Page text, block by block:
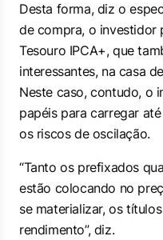
Desta forma, diz o
de compra, o investidor
Tesouro IPCA+, que
interessantes, na casa
Neste caso, contudo, o
papéis para carregar
os riscos de oscilação.
“Tanto os prefixados
estão colocando no
se materializar, os
rendimento”, diz.